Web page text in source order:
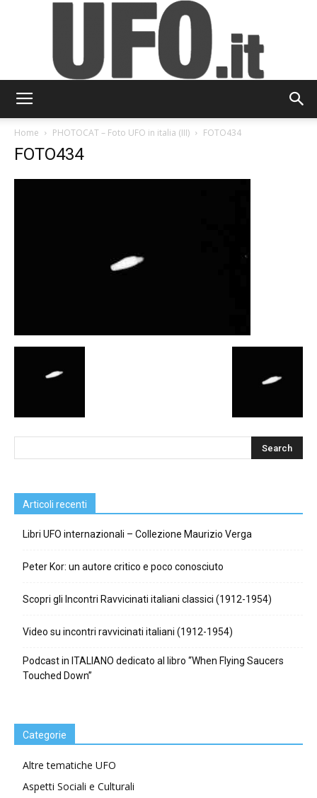
Home PHOTOCAT – Foto UFO in italia (III) FOTO434
FOTO434
Articoli recenti
Libri UFO internazionali – Collezione Maurizio Verga
Peter Kor: un autore critico e poco conosciuto
Scopri gli Incontri Ravvicinati italiani classici (1912-1954)
Video su incontri ravvicinati italiani (1912-1954)
Podcast in ITALIANO dedicato al libro “When Flying Saucers
Touched Down”
Categorie
Altre tematiche UFO
Aspetti Sociali e Culturali